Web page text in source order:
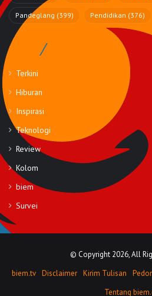
Pandeglang (399) Pendidikan (376)
Rubrik
Terkini
Hiburan
Inspirasi
Teknologi
Review
Kolom
biem
Survei
© Copyright 2026, All
biem.tv Disclaimer Kirim Tulisan
Tentang